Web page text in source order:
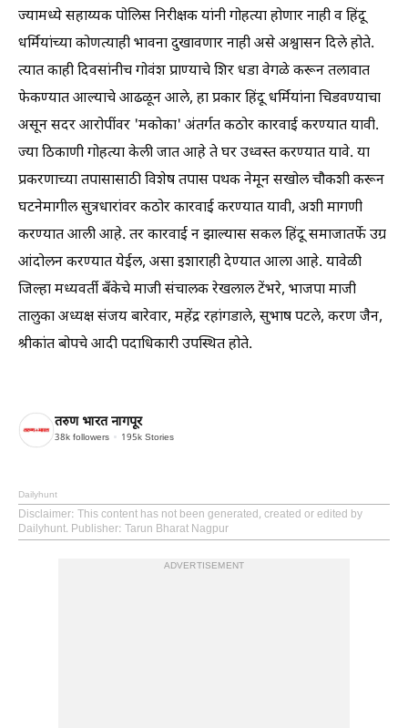
ज्यामध्ये सहाय्यक पोलिस निरीक्षक यांनी गोहत्या होणार नाही व हिंदू
धर्मियांच्या कोणत्याही भावना दुखावणार नाही असे अश्वासन दिले होते.
त्यात काही दिवसांनीच गोवंश प्राण्याचे शिर धडा वेगळे करून तलावात
फेकण्यात आल्याचे आढळून आले, हा प्रकार हिंदू धर्मियांना चिडवण्याचा
असून सदर आरोपींवर 'मकोका' अंतर्गत कठोर कारवाई करण्यात यावी.
ज्या ठिकाणी गोहत्या केली जात आहे ते घर उध्वस्त करण्यात यावे. या
प्रकरणाच्या तपासासाठी विशेष तपास पथक नेमून सखोल चौकशी करून
घटनेमागील सुत्रधारांवर कठोर कारवाई करण्यात यावी, अशी मागणी
करण्यात आली आहे. तर कारवाई न झाल्यास सकल हिंदू समाजातर्फे उग्र
आंदोलन करण्यात येईल, असा इशाराही देण्यात आला आहे. यावेळी
जिल्हा मध्यवर्ती बँकेचे माजी संचालक रेखलाल टेंभरे, भाजपा माजी
तालुका अध्यक्ष संजय बारेवार, महेंद्र रहांगडाले, सुभाष पटले, करण जैन,
श्रीकांत बोपचे आदी पदाधिकारी उपस्थित होते.
तरुण भारत नागपूर
38k followers 195k Stories
Dailyhunt
Disclaimer: This content has not been generated, created or edited by
Dailyhunt. Publisher: Tarun Bharat Nagpur
ADVERTISEMENT